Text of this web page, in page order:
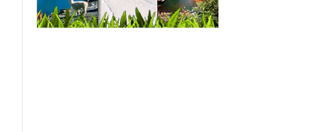
Consultorio Dental
Barbería